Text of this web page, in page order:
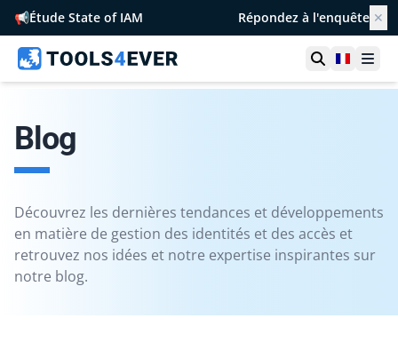
📢Étude State of IAM Répondez à l'enquête ✕
Ouvrir la
France
Blog
Découvrez les dernières tendances et développements
en matière de gestion des identités et des accès et
retrouvez nos idées et notre expertise inspirantes sur
notre blog.